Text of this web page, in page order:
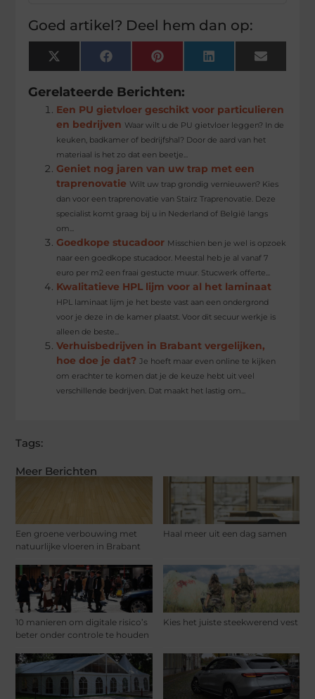
Meer Berichten
Een groene verbouwing met
natuurlijke vloeren in Brabant
Haal meer uit een dag samen
10 manieren om digitale risico’s
beter onder controle te houden
Kies het juiste steekwerend vest
Goed artikel? Deel hem dan op:
X
(Twitter)
FacebookPinterest LinkedIn Email
Gerelateerde Berichten:
Een PU gietvloer geschikt voor particulieren
en bedrijven Waar wilt u de PU gietvloer leggen? In de
keuken, badkamer of bedrijfshal? Door de aard van het
materiaal is het zo dat een beetje...
Geniet nog jaren van uw trap met een
traprenovatie Wilt uw trap grondig vernieuwen? Kies
dan voor een traprenovatie van Stairz Traprenovatie. Deze
specialist komt graag bij u in Nederland of België langs
om...
Goedkope stucadoor Misschien ben je wel is opzoek
naar een goedkope stucadoor. Meestal heb je al vanaf 7
euro per m2 een fraai gestucte muur. Stucwerk offerte...
Kwalitatieve HPL lijm voor al het laminaat
HPL laminaat lijm je het beste vast aan een ondergrond
voor je deze in de kamer plaatst. Voor dit secuur werkje is
alleen de beste...
Verhuisbedrijven in Brabant vergelijken,
hoe doe je dat? Je hoeft maar even online te kijken
om erachter te komen dat je de keuze hebt uit veel
verschillende bedrijven. Dat maakt het lastig om...
Tags: